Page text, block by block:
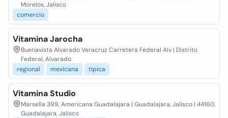
Morelos, Jalisco
comercio
Vitamina Jarocha
Buenavista Alvarado Veracruz Carretera Federal Alv | Distrito
Federal, Alvarado
regional
mexicana tipica
Vitamina Studio
Marsella 399, Americana Guadalajara | Guadalajara, Jalisco | 44160,
Guadalajara, Jalisco